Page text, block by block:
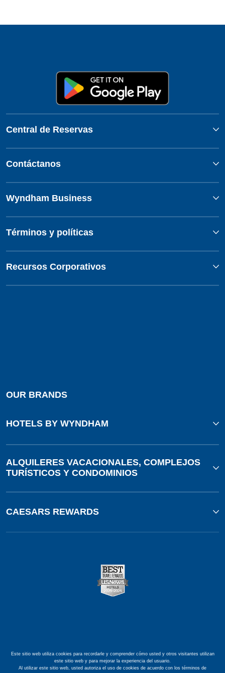
Central de Reservas
Contáctanos
Wyndham Business
Términos y políticas
Recursos Corporativos
OUR BRANDS
HOTELS BY WYNDHAM
ALQUILERES VACACIONALES, COMPLEJOS
TURÍSTICOS Y CONDOMINIOS
CAESARS REWARDS
Este sitio web utiliza cookies para recordarle y comprender cómo usted y otros visitantes utilizan
este sitio web y para mejorar la experiencia del usuario.
Al utilizar este sitio web, usted autoriza el uso de cookies de acuerdo con los términos de